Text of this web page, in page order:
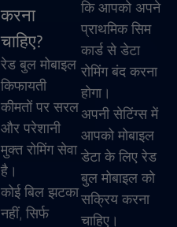
करना
चाहिए?
रेड बुल मोबाइल
किफायती
कीमतों पर सरल
और परेशानी
मुक्त रोमिंग सेवा
है।
कोई बिल झटका
नहीं, सिर्फ
कि आपको अपने
प्राथमिक सिम
कार्ड से डेटा
रोमिंग बंद करना
होगा।
अपनी सेटिंग्स में
आपको मोबाइल
डेटा के लिए रेड
बुल मोबाइल को
सक्रिय करना
चाहिए।